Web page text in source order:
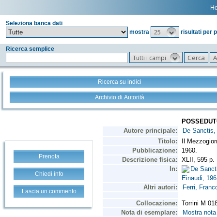
Seleziona banca dati
mostra
25 risultati per
Ricerca semplice
Tutti i campi
Ricerca su indici
Archivio di Autorità
Prenota
Chiedi info
Lascia un commento